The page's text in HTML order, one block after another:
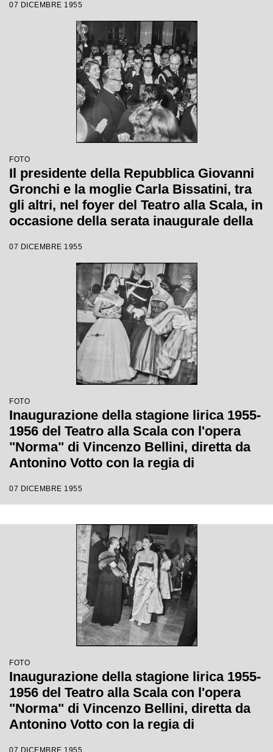
"Norma" di Vincenzo Bellini, diretta da
Antonino Votto, con la regia di
Margherita Wallmann
07 DICEMBRE 1955
FOTO
Il presidente della Repubblica Giovanni
Gronchi e la moglie Carla Bissatini, tra
gli altri, nel foyer del Teatro alla Scala, in
occasione della serata inaugurale della
"Norma" di Vincenzo Bellini, diretta da
Antonino Votto, con la regia di
Margherita Wallmann
07 DICEMBRE 1955
FOTO
Inaugurazione della stagione lirica 1955-
1956 del Teatro alla Scala con l'opera
"Norma" di Vincenzo Bellini, diretta da
Antonino Votto con la regia di
07 DICEMBRE 1955
FOTO
Inaugurazione della stagione lirica 1955-
1956 del Teatro alla Scala con l'opera
"Norma" di Vincenzo Bellini, diretta da
Antonino Votto con la regia di
07 DICEMBRE 1955